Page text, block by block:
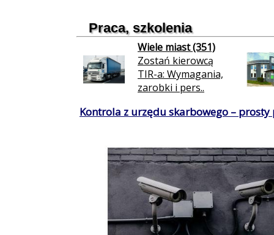
Praca, szkolenia
Wiele miast (351)
Zostań kierowcą
TIR-a: Wymagania,
zarobki i pers..
Kontrola z urzędu skarbowego –